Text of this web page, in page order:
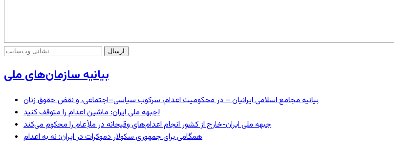
بیانیه سازمان‌های ملی
بیانیه مجامع اسلامی ایرانیان – در محکومیت اعدام، سرکوب سیاسی–اجتماعی، و نقض حقوق زنان
جبهه ملی ایران: ماشین اعدام را متوقف کنید!
جبهه ملی ایران-خارج از کشور انجام اعدام‌های وقیحانه در ملأِعام را محکوم می‌کند
همگامی برای جمهوری سکولار دموکرات در ایران: نه به اعدام